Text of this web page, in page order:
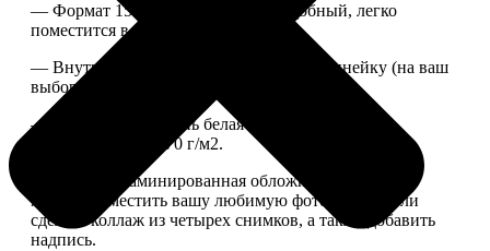
— Формат 15*20. Компактный и удобный, легко
поместится в сумку или рюкзак.
— Внутри 100 страниц в клетку или в линейку (на ваш
выбор), скрепленных сбоку скобой.
— Приятная на ощупь белая сатиновая бумага
плотностью 150-170 г/м2.
— Плотная ламинированная обложка. На обложке
можно разместить вашу любимую фотографию или
сделать коллаж из четырех снимков, а также добавить
надпись.